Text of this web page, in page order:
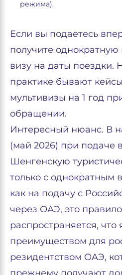
режима).
Если вы подаетесь
получите
визу на даты поездки.
практике бывают
мультивизы на 1 год
обращении.
Интересный нюанс. В
(май 2026) при подаче
Шенгенскую
только с однократным
как на подачу с
через ОАЭ, это
распространяется,
преимуществом для
резидентством OAЭ,